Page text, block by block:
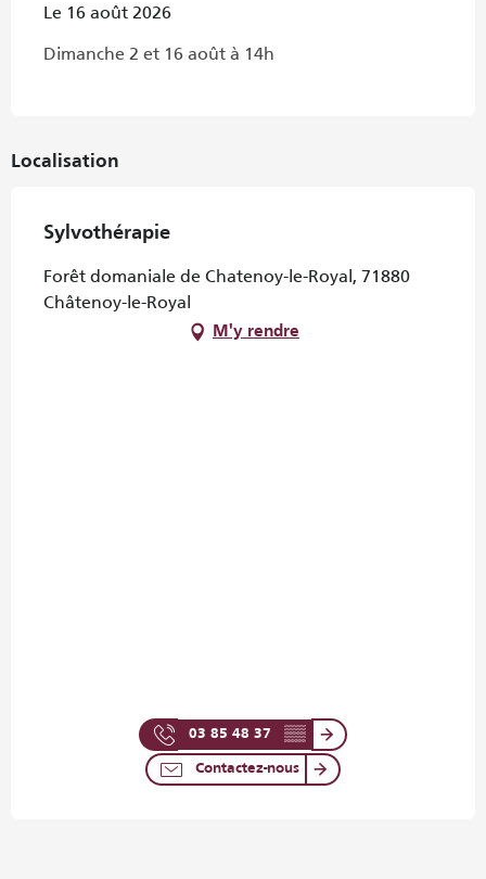
Le 16 août 2026
Dimanche 2 et 16 août à 14h
Localisation
Sylvothérapie
Forêt domaniale de Chatenoy-le-Royal, 71880
Châtenoy-le-Royal
M'y rendre
03 85 48 37 ▒▒
Contactez-nous